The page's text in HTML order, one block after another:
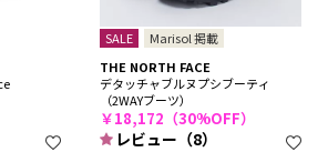
SALE
Marisol 掲載
THE NORTH FACE
デタッチャブルヌプシブーティ
（2WAYブーツ）
￥18,172（30%OFF）
レビュー（8）